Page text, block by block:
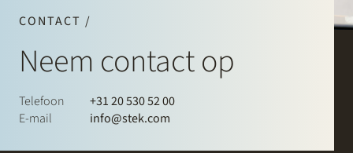
CONTACT /
Neem contact op
Telefoon
+31 20 530 52 00
E-mail
info@stek.com